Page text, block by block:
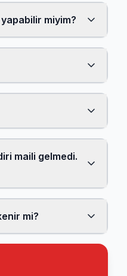
miyim?
maili gelmedi.
mi?